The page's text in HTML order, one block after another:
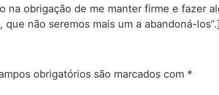
na obrigação de me manter firme e fazer
não seremos mais um a abandoná-los”.]
obrigatórios são marcados com *